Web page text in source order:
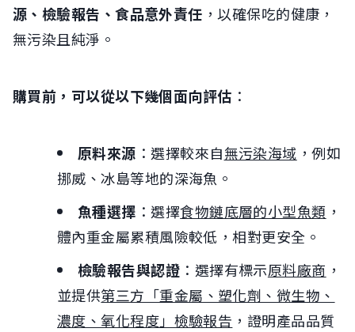
源、檢驗報告、食品意外責任 ，以確保吃的健康，
無污染且純淨。
購買前，可以從以下幾個面向評估 ：
原料來源 ：選擇較來自無污染海域 ，例如
挪威、冰島等地的深海魚。
魚種選擇 ：選擇食物鏈底層的小型魚類 ，
體內重金屬累積風險較低，相對更安全。
檢驗報告與認證 ：選擇有標示原料廠商 ，
並提供第三方「重金屬、塑化劑、微生物、
濃度、氧化程度」檢驗報告 ，證明產品品質